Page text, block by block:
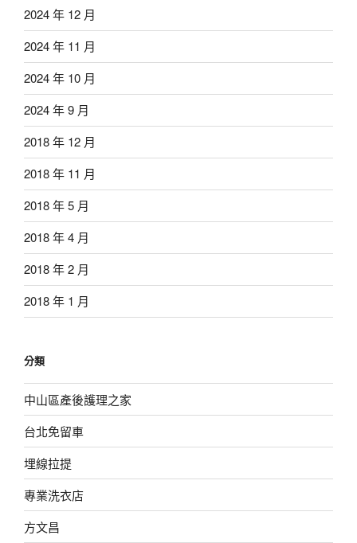
2024 年 12 月
2024 年 11 月
2024 年 10 月
2024 年 9 月
2018 年 12 月
2018 年 11 月
2018 年 5 月
2018 年 4 月
2018 年 2 月
2018 年 1 月
分類
中山區產後護理之家
台北免留車
埋線拉提
專業洗衣店
方文昌